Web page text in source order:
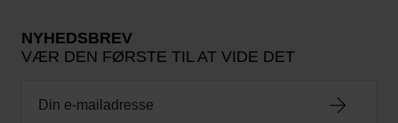
NYHEDSBREV
VÆR DEN FØRSTE TIL AT VIDE DET